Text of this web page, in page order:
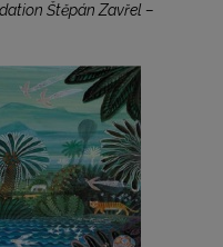
Štěpán Zavřel –